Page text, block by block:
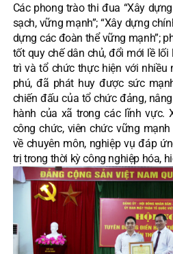
Các phong trào thi đua “Xây
sạch, vững mạnh”; “Xây dựng
dựng các đoàn thể vững mạnh”;
tốt quy chế dân chủ, đổi mới lề
trì và tổ chức thực hiện với nhiều
phú, đã phát huy được sức
chiến đấu của tổ chức đảng,
hành của xã trong các lĩnh vực.
công chức, viên chức vững
về chuyên môn, nghiệp vụ đáp
trị trong thời kỳ công nghiệp hóa,